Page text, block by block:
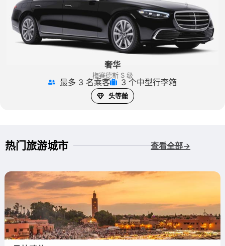
奢华
梅赛德斯 S 级
最多 3 名乘客 3 个中型行李箱
头等舱
热门旅游城市 查看全部→